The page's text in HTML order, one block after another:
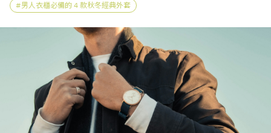
男人衣櫃必備的 4 款秋冬經典外套